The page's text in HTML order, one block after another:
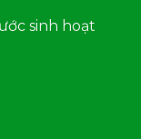
sinh hoạt